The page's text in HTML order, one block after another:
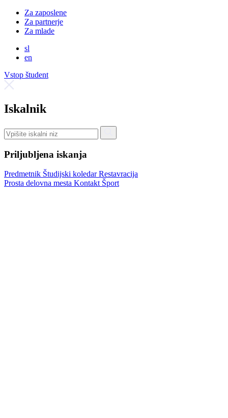
Za zaposlene
Za partnerje
Za mlade
sl
en
Vstop študent
Iskalnik
Priljubljena iskanja
Predmetnik Študijski koledarRestavracija
Prosta delovna mesta Kontakt Šport